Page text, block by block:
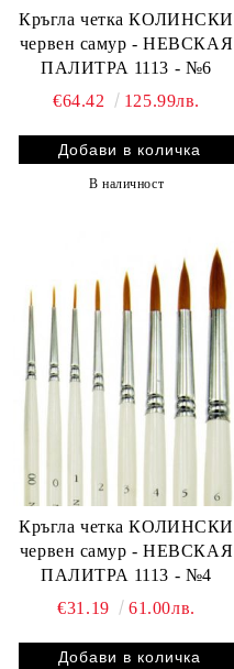
Кръгла четка КОЛИНСКИ
червен самур - НЕВСКАЯ
ПАЛИТРА 1113 - №6
€64.42
125.99лв.
В наличност
Кръгла четка КОЛИНСКИ
червен самур - НЕВСКАЯ
ПАЛИТРА 1113 - №4
€31.19
61.00лв.